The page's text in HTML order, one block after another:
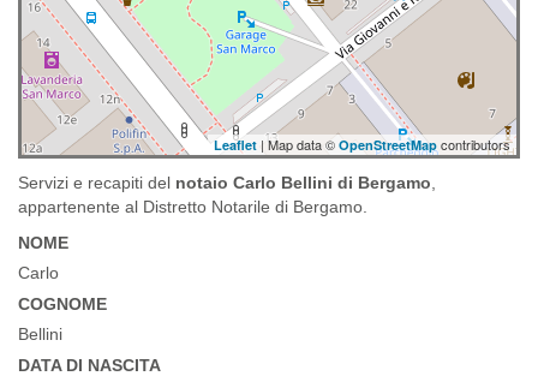
Leaflet | Map data © OpenStreetMap contributors
Servizi e recapiti del notaio Carlo Bellini di Bergamo
appartenente al Distretto Notarile di Bergamo.
NOME
Carlo
COGNOME
Bellini
DATA DI NASCITA